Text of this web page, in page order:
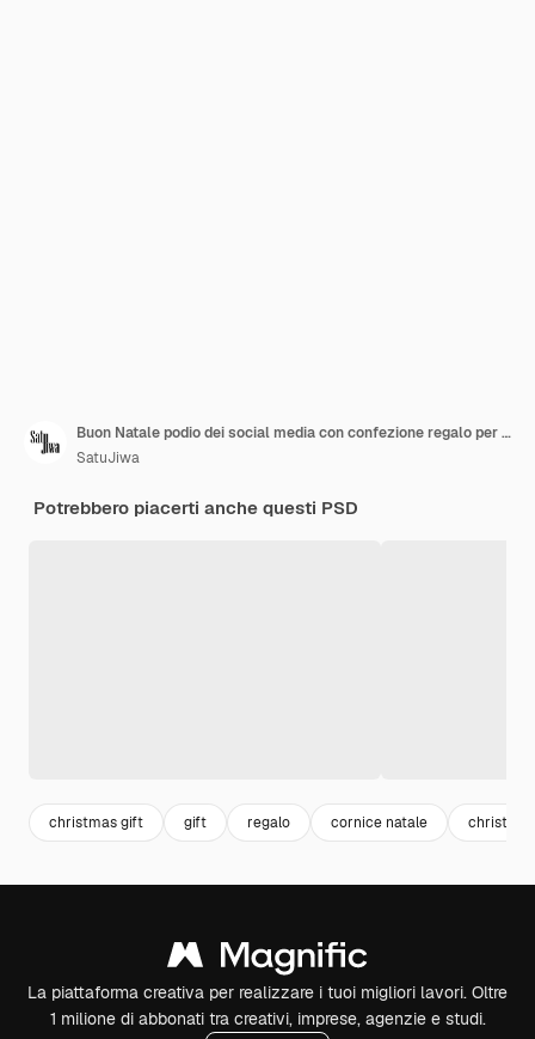
Buon Natale podio dei social media con confezione regalo per la promozione e il modello di evento festivo 3d render
SatuJiwa
Potrebbero piacerti anche questi PSD
christmas gift gift regalo cornice natale
La piattaforma creativa per realizzare i tuoi migliori lavori. Oltre
1 milione di abbonati tra creativi, imprese, agenzie e studi.